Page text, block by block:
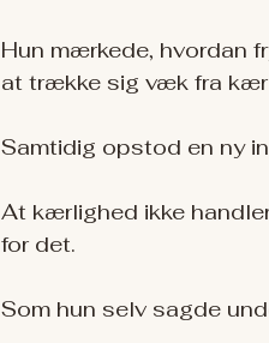
Hun mærkede, hvordan
at trække sig væk fra
Samtidig opstod en ny
At kærlighed ikke
for det.
Som hun selv sagde